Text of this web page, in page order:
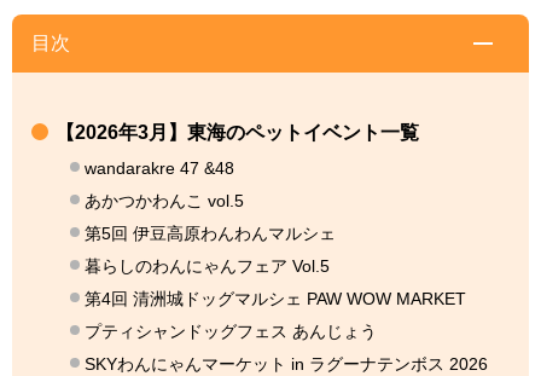
目次
【2026年3月】東海のペットイベント一覧
wandarakre 47 &48
あかつかわんこ vol.5
第5回 伊豆高原わんわんマルシェ
暮らしのわんにゃんフェア Vol.5
第4回 清洲城ドッグマルシェ PAW WOW MARKET
プティシャンドッグフェス あんじょう
SKYわんにゃんマーケット in ラグーナテンボス 2026